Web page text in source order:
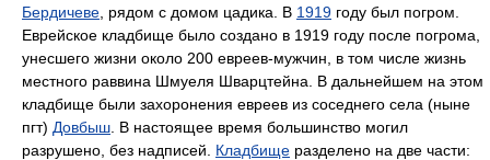
Бердичеве , рядом с домом цадика. В 1919 году был погром.
Еврейское кладбище было создано в 1919 году после погрома,
унесшего жизни около 200 евреев-мужчин, в том числе жизнь
местного раввина Шмуеля Шварцтейна. В дальнейшем на этом
кладбище были захоронения евреев из соседнего села (ныне
пгт) Довбыш . В настоящее время большинство могил
разрушено, без надписей. Кладбище разделено на две части: